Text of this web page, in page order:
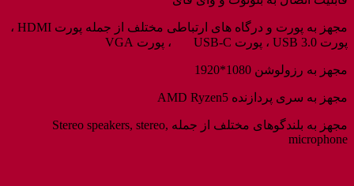
مجهز به پورت و درگاه های ارتباطی مختلف از جمله پورت HDMI ،
پورت USB 3.0 ، پورت USB-C ، پورت VGA
مجهز به رزولوشن 1080*1920
مجهز به سری پردازنده AMD Ryzen5
مجهز به بلندگوهای مختلف از جمله Stereo speakers, stereo,
microphone